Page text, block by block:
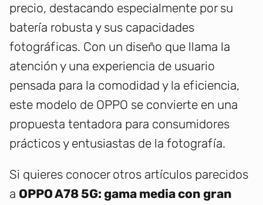
precio, destacando especialmente por su
batería robusta y sus capacidades
fotográficas. Con un diseño que llama la
atención y una experiencia de usuario
pensada para la comodidad y la eficiencia,
este modelo de OPPO se convierte en una
propuesta tentadora para consumidores
prácticos y entusiastas de la fotografía.
Si quieres conocer otros artículos parecidos
a OPPO A78 5G: gama media con gran